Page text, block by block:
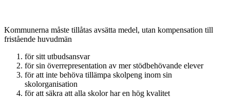
Kommunerna måste tillåtas avsätta medel, utan kompensation till
fristående huvudmän
för sitt utbudsansvar
för sin överrepresentation av mer stödbehövande elever
för att inte behöva tillämpa skolpeng inom sin
skolorganisation
för att säkra att alla skolor har en hög kvalitet